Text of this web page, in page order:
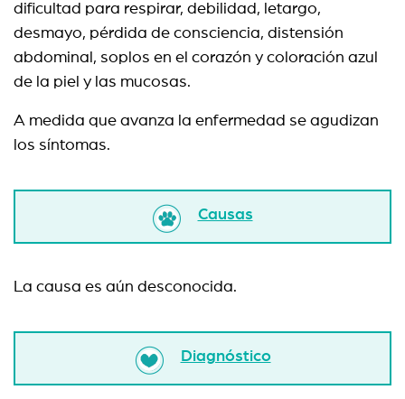
dificultad para respirar, debilidad, letargo,
desmayo, pérdida de consciencia, distensión
abdominal, soplos en el corazón y coloración azul
de la piel y las mucosas.
A medida que avanza la enfermedad se agudizan
los síntomas.
Causas
La causa es aún desconocida.
Diagnóstico